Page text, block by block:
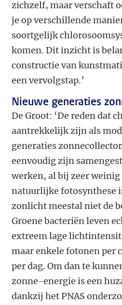
zichzelf, maar verschaft
je op verschillende
soortgelijk
komen. Dit inzicht is
constructie van
een vervolgstap.’
Nieuwe generaties
De Groot: ‘De reden dat
aantrekkelijk zijn als
generaties
eenvoudig zijn
werken, al bij zeer
natuurlijke fotosynthese
zonlicht meestal niet de
Groene bacteriën leven
extreem lage
maar enkele fotonen per
per dag. Om dan te
zonne-energie is een
dankzij het PNAS